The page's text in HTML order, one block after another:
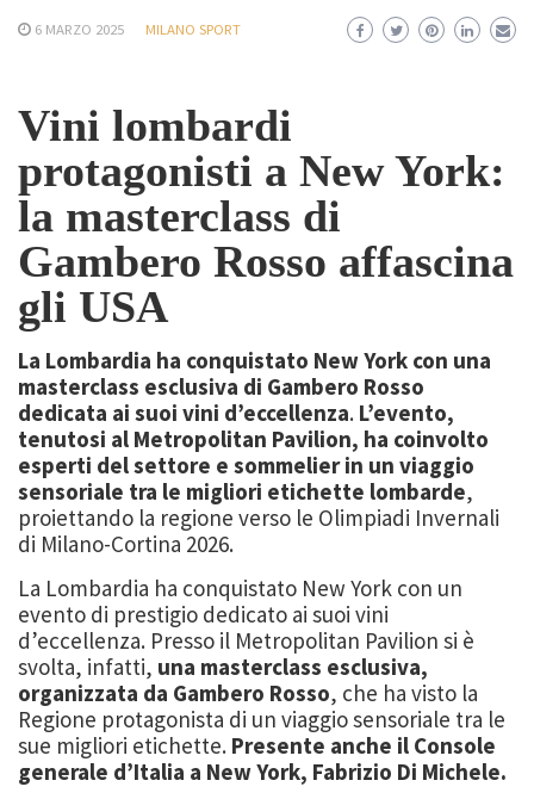
6 MARZO 2025 MILANO SPORT
Vini lombardi
protagonisti a New York:
la masterclass di
Gambero Rosso affascina
gli USA
La Lombardia ha conquistato New York con una
masterclass esclusiva di Gambero Rosso
dedicata ai suoi vini d’eccellenza. L’evento,
tenutosi al Metropolitan Pavilion, ha coinvolto
esperti del settore e sommelier in un viaggio
sensoriale tra le migliori etichette lombarde,
proiettando la regione verso le Olimpiadi Invernali
di Milano-Cortina 2026.
La Lombardia ha conquistato New York con un
evento di prestigio dedicato ai suoi vini
d’eccellenza. Presso il Metropolitan Pavilion si è
svolta, infatti, una masterclass esclusiva,
organizzata da Gambero Rosso, che ha visto la
Regione protagonista di un viaggio sensoriale tra le
sue migliori etichette. Presente anche il Console
generale d’Italia a New York, Fabrizio Di Michele.